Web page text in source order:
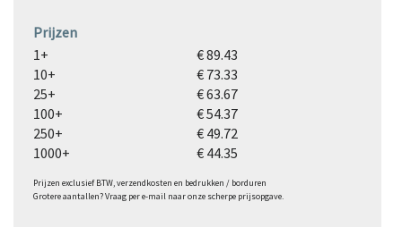
Prijzen
1+
€ 89.43
10+
€ 73.33
25+
€ 63.67
100+
€ 54.37
250+
€ 49.72
1000+
€ 44.35
Prijzen exclusief BTW, verzendkosten en bedrukken / borduren
Grotere aantallen? Vraag per e-mail naar onze scherpe prijsopgave.